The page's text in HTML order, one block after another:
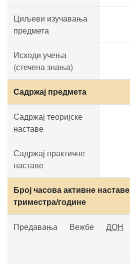
Циљеви изучавања
предмета
Исходи учења
(стечена знања)
Садржај предмета
Садржај теоријске
наставе
Садржај практичне
наставе
Број часова активне
триместра/године
Предавања Вежбе ДОН